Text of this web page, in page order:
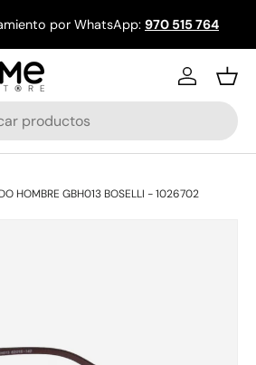
por WhatsApp: 970 515 764
Iniciar
HOMBRE GBH013 BOSELLI - 1026702
en la vista de galería